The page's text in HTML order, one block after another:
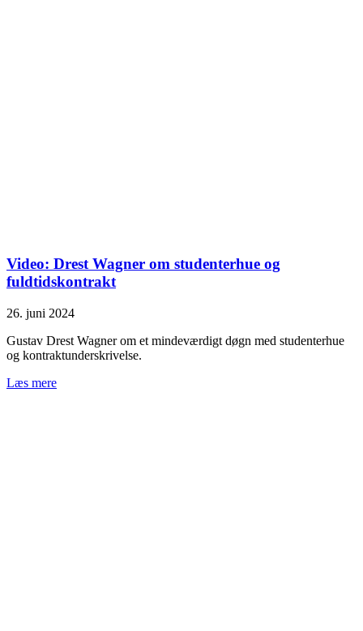
Video: Drest Wagner om studenterhue og
fuldtidskontrakt
26. juni 2024
Gustav Drest Wagner om et mindeværdigt døgn med studenterhue
og kontraktunderskrivelse.
Læs mere